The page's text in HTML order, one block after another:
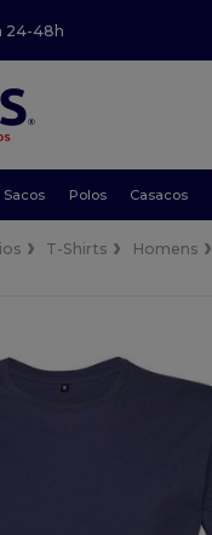
24-48h
Sacos Polos Casacos
T-Shirts Homens